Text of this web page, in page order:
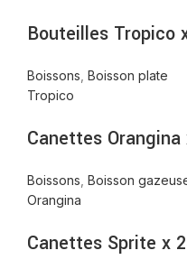
Bouteilles Tropico
Boissons Boisson plate
Tropico
Canettes Orangina
Boissons Boisson
Orangina
Canettes Sprite x